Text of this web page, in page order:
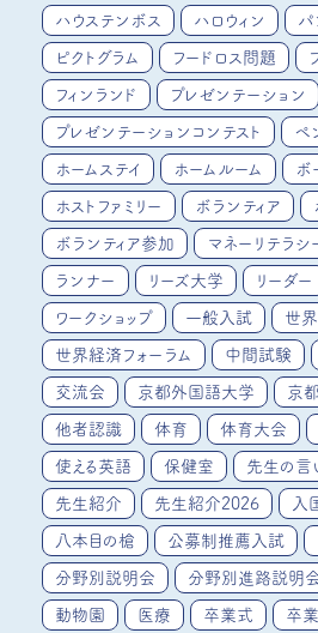
ハウステンボス ハロウィン パ
ピクトグラム フードロス問題
フィンランド プレゼンテーション
プレゼンテーションコンテスト ペ
ホームステイ ホームルーム ボ
ホストファミリー ボランティア
ボランティア参加 マネーリテラシ
ランナー リーズ大学 リーダー
ワークショップ 一般入試 世
世界経済フォーラム 中間試験
交流会 京都外国語大学 京
他者認識 体育 体育大会
使える英語 保健室 先生の言
先生紹介 先生紹介2026 入
八本目の槍 公募制推薦入試
分野別説明会 分野別進路説明
動物園 医療 卒業式 卒